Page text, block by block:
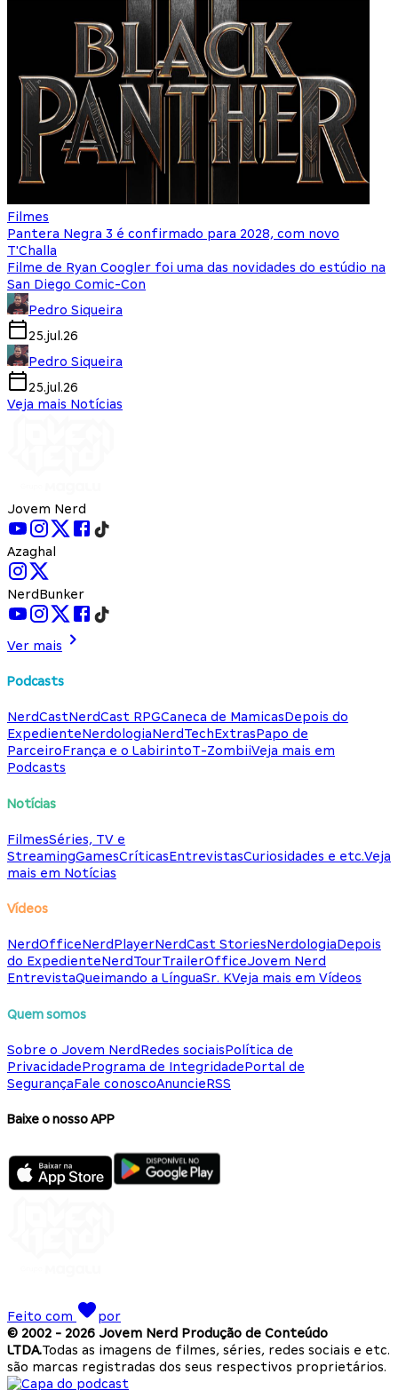
Filmes
Pantera Negra 3 é confirmado para 2028, com novo
T'Challa
Filme de Ryan Coogler foi uma das novidades do estúdio na
San Diego Comic-Con
Pedro Siqueira
25.jul.26
Pedro Siqueira
25.jul.26
Veja mais Notícias
Jovem Nerd
Azaghal
NerdBunker
Ver mais
Podcasts
NerdCastNerdCast RPGCaneca de MamicasDepois do
ExpedienteNerdologiaNerdTechExtrasPapo de
ParceiroFrança e o LabirintoT-ZombiiVeja mais em
Podcasts
Notícias
FilmesSéries, TV e
StreamingGamesCríticasEntrevistasCuriosidades e etc.Veja
mais em Notícias
Vídeos
NerdOfficeNerdPlayerNerdCast StoriesNerdologiaDepois
do ExpedienteNerdTourTrailerOfficeJovem Nerd
EntrevistaQueimando a LínguaSr. KVeja mais em Vídeos
Quem somos
Sobre o Jovem NerdRedes sociaisPolítica de
PrivacidadePrograma de IntegridadePortal de
SegurançaFale conoscoAnuncieRSS
Baixe o nosso APP
Feito com
por
© 2002 - 2026 Jovem Nerd Produção de Conteúdo
LTDA.Todas as imagens de filmes, séries, redes sociais e etc.
são marcas registradas dos seus respectivos proprietários.